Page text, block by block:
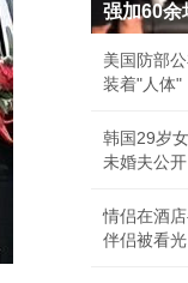
强加60余
美国防部
装着"人体"
韩国29岁
未婚夫公开
情侣在酒
伴侣被看光